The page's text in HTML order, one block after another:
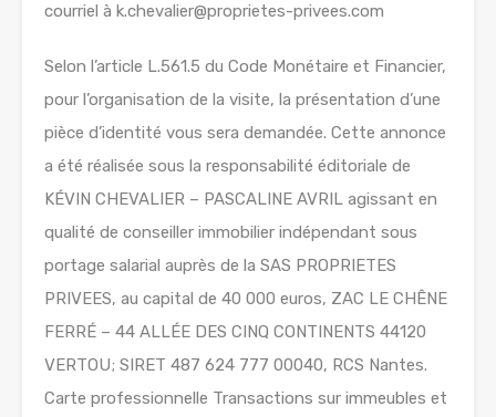
courriel à k.chevalier@proprietes-privees.com
Selon l’article L.561.5 du Code Monétaire et Financier,
pour l’organisation de la visite, la présentation d’une
pièce d’identité vous sera demandée. Cette annonce
a été réalisée sous la responsabilité éditoriale de
KÉVIN CHEVALIER – PASCALINE AVRIL agissant en
qualité de conseiller immobilier indépendant sous
portage salarial auprès de la SAS PROPRIETES
PRIVEES, au capital de 40 000 euros, ZAC LE CHÊNE
FERRÉ – 44 ALLÉE DES CINQ CONTINENTS 44120
VERTOU; SIRET 487 624 777 00040, RCS Nantes.
Carte professionnelle Transactions sur immeubles et